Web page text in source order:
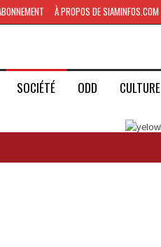
À PROPOS DE SIAMINFOS.COM
SOCIÉTÉ ODD CULTURE